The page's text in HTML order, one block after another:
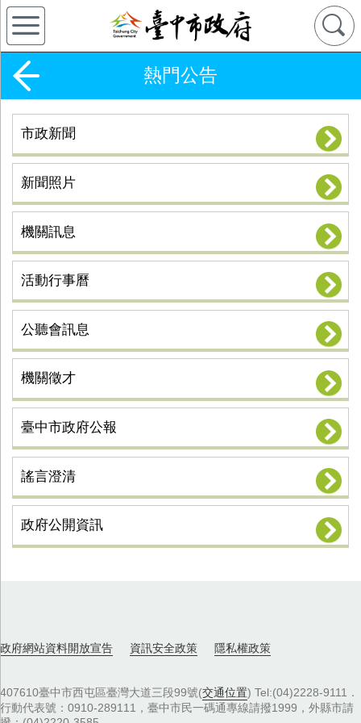
熱門公告
市政新聞
新聞照片
機關訊息
活動行事曆
公聽會訊息
機關徵才
臺中市政府公報
謠言澄清
政府公開資訊
政府網站資料開放宣告 資訊安全政策 隱私權政策
407610臺中市西屯區臺灣大道三段99號(交通位置) Tel:(04)2228-9111．
行動代表號：0910-289111，臺中市民一碼通專線請撥1999，外縣市請